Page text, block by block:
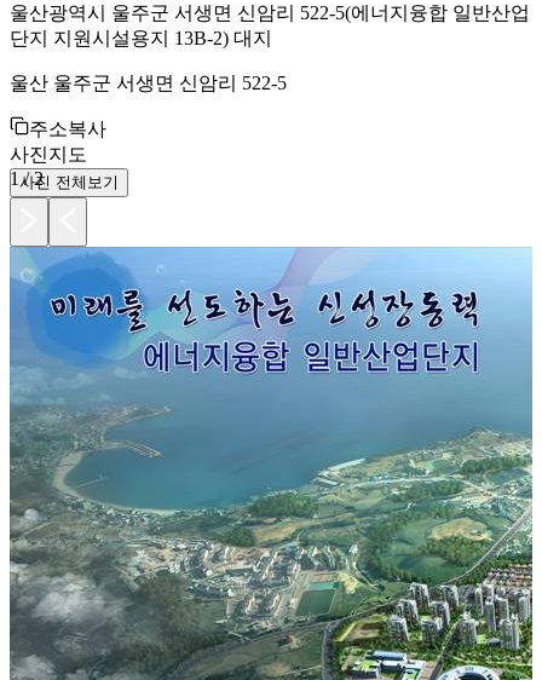
울산광역시 울주군 서생면 신암리 522-5(에너지융합 일반산업
단지 지원시설용지 13B-2) 대지
울산 울주군 서생면 신암리 522-5
주소복사
사진지도
1 /2
사진 전체보기